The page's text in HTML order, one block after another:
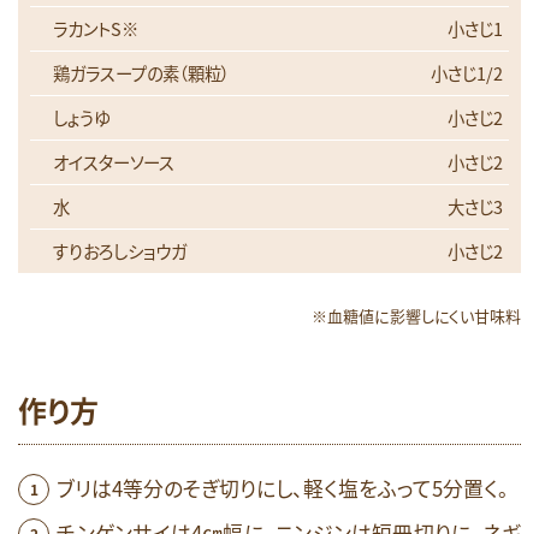
ラカントS※
小さじ1
鶏ガラスープの素（顆粒）
小さじ1/2
しょうゆ
小さじ2
オイスターソース
小さじ2
水
大さじ3
すりおろしショウガ
小さじ2
※血糖値に影響しにくい甘味料
作り方
ブリは4等分のそぎ切りにし、軽く塩をふって5分置く。